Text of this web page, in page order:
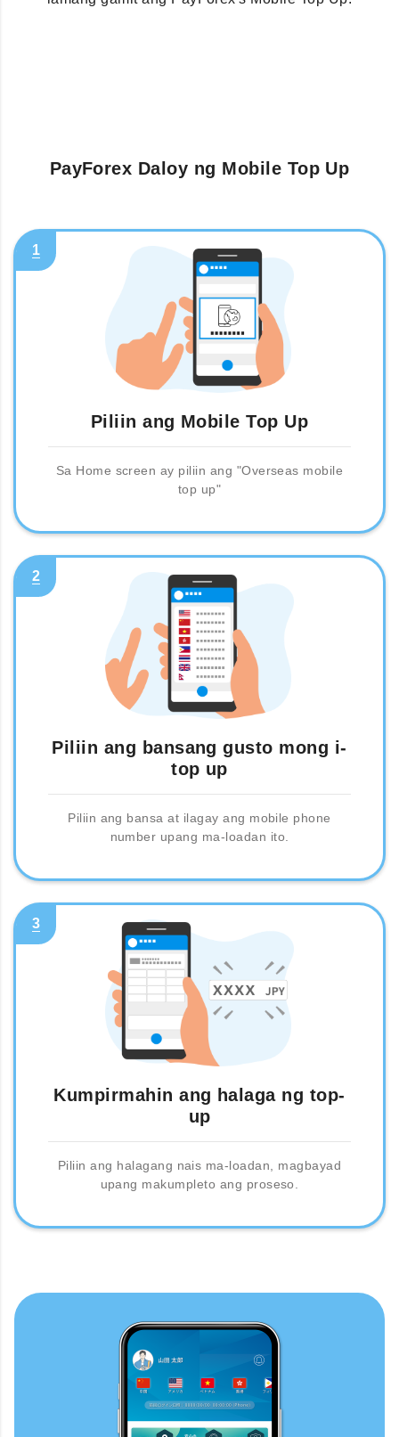
PayForex Daloy ng Mobile Top Up
1
Piliin ang Mobile Top Up
Sa Home screen ay piliin ang "Overseas mobile
top up"
2
Piliin ang bansang gusto mong i-
top up
Piliin ang bansa at ilagay ang mobile phone
number upang ma-loadan ito.
3
Kumpirmahin ang halaga ng top-
up
Piliin ang halagang nais ma-loadan, magbayad
upang makumpleto ang proseso.